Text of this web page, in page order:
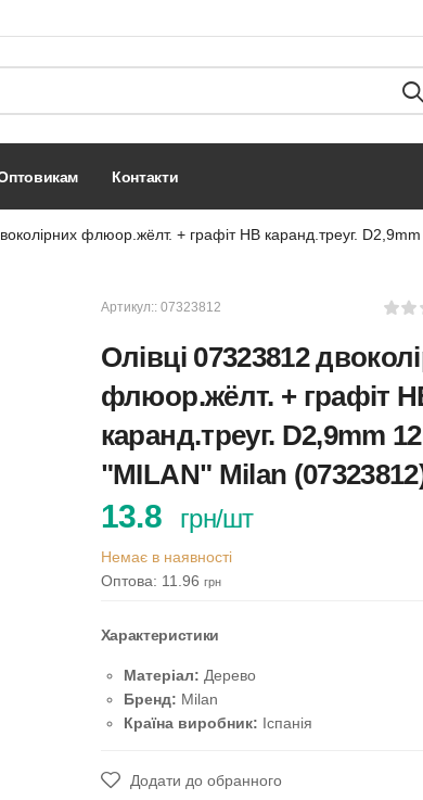
оптовикам контакти
флюор.жёлт. + графіт HB каранд.треуг.
Артикул:: 07323812
Олівці 07323812
флюор.жёлт. + графіт
каранд.треуг. D2,9mm
"MILAN" Milan
13.8 грн/шт
Немає в наявності
Оптова: 11.96 грн
Характеристики
Матеріал: Дерево
Бренд: Milan
Країна виробник: Іспанія
Додати до обранного